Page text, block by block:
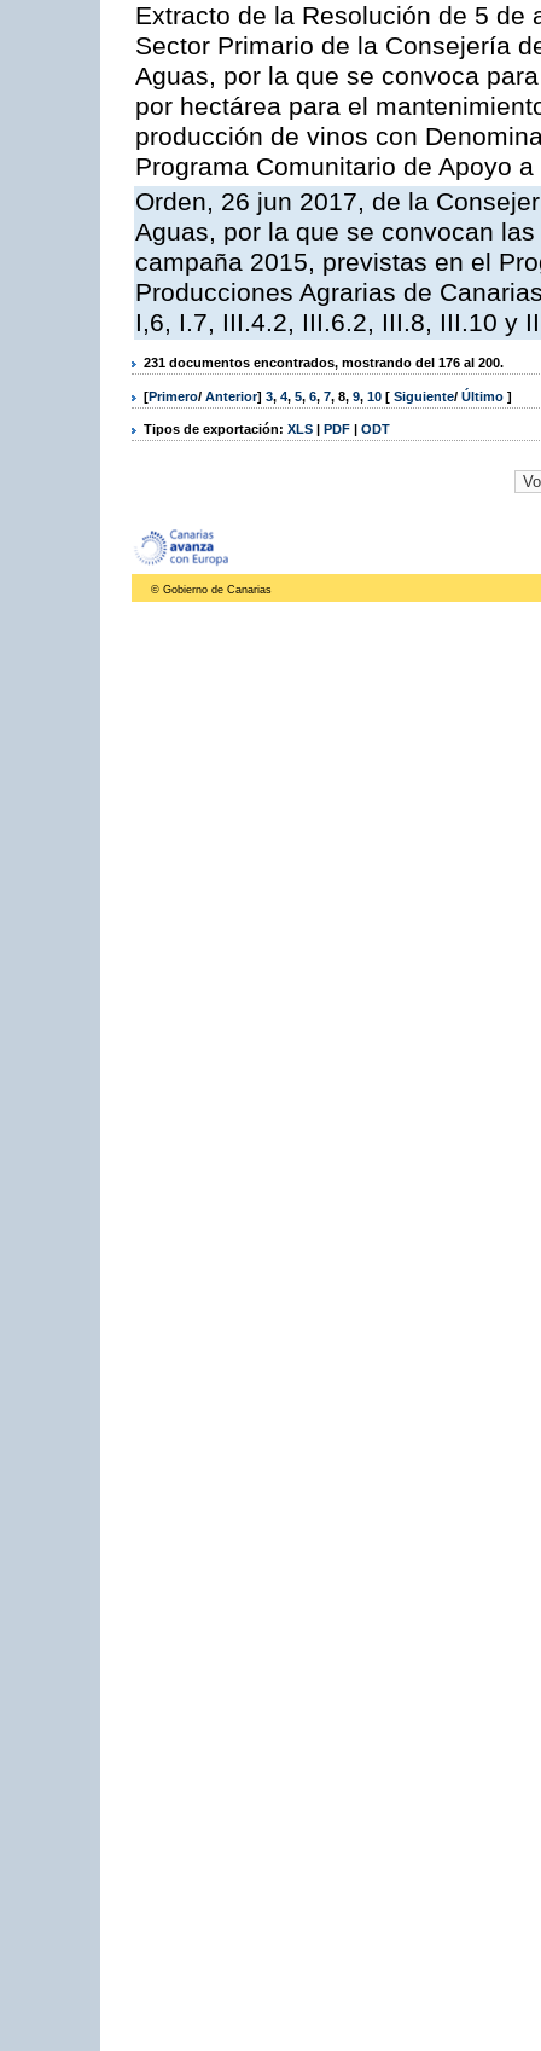
Extracto de la Resolución de 5
Sector Primario de la Consejería
Aguas, por la que se convoca
por hectárea para el
producción de vinos con
Programa Comunitario de Apoyo
Orden, 26 jun 2017, de la
Aguas, por la que se convocan
campaña 2015, previstas en el
Producciones Agrarias de
I,6, I.7, III.4.2, III.6.2, III.8, III.10 y
231 documentos encontrados, mostrando del 176 al 200.
[Primero/ Anterior] 3, 4, 5, 6, 7, 8, 9, 10 [ Siguiente/ Último ]
Tipos de exportación: XLS | PDF | ODT
© Gobierno de Canarias